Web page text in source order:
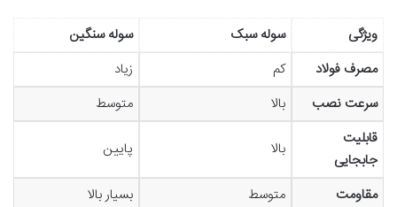
ویژگی سوله سبک
سوله سنگین
مصرف فولاد
کم
زیاد
سرعت نصب
بالا
متوسط
قابلیت
جابجایی
بالا پایین
مقاومت متوسط بسیار بالا